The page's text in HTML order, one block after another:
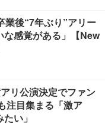
業後“7年ぶり”アリー
感覚がある」【New
リ公演決定でファン
注目集まる「激ア
い」